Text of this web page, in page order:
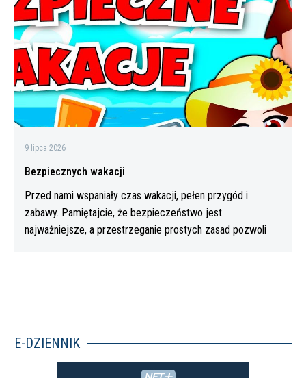
9 lipca 2026
Bezpiecznych wakacji
Przed nami wspaniały czas wakacji, pełen przygód i
zabawy. Pamiętajcie, że bezpieczeństwo jest
najważniejsze, a przestrzeganie prostych zasad pozwoli
E-DZIENNIK